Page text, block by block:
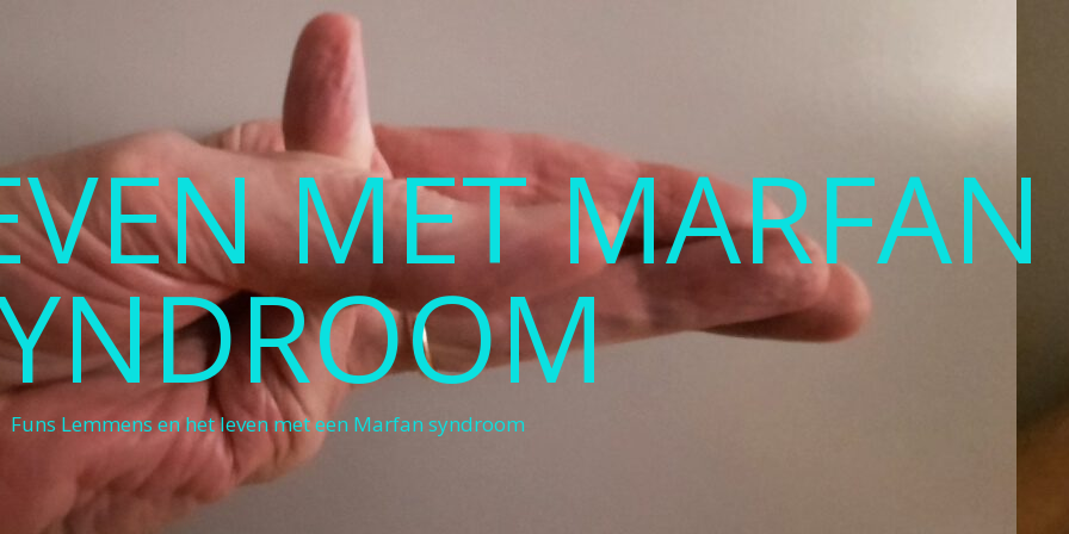
MET MARFAN
Funs Lemmens en het leven met een Marfan syndroom